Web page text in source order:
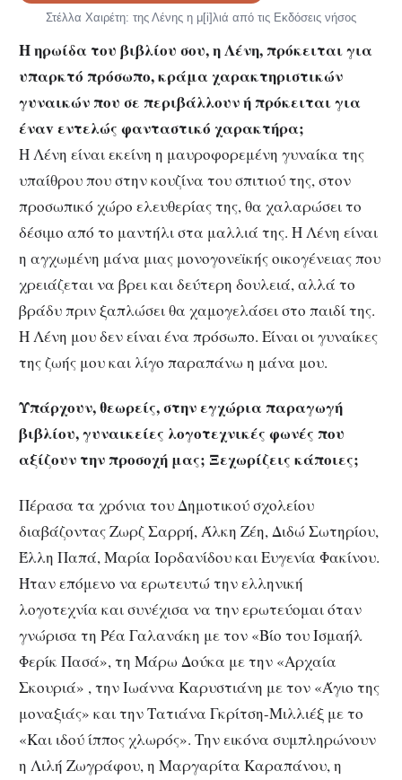
Στέλλα Χαιρέτη: της Λένης η μ[i]λιά από τις Εκδόσεις νήσος
Η ηρωίδα του βιβλίου σου, η Λένη, πρόκειται για
υπαρκτό πρόσωπο, κράμα χαρακτηριστικών
γυναικών που σε περιβάλλουν ή πρόκειται για
έναvεντελώς φανταστικό χαρακτήρα;
Η Λένη είναι εκείνη η μαυροφορεμένη γυναίκα της
υπαίθρου που στην κουζίνα του σπιτιού της, στον
προσωπικό χώρο ελευθερίας της, θα χαλαρώσει το
δέσιμο από το μαντήλι στα μαλλιά της. Η Λένη είναι
η αγχωμένη μάνα μιας μονογονεϊκής οικογένειας που
χρειάζεται να βρει και δεύτερη δουλειά, αλλά το
βράδυ πριν ξαπλώσει θα χαμογελάσει στο παιδί της.
Η Λένη μου δεν είναι ένα πρόσωπο. Είναι οι γυναίκες
της ζωής μου και λίγο παραπάνω η μάνα μου.
Υπάρχουν, θεωρείς, στην εγχώρια παραγωγή
βιβλίου, γυναικείες λογοτεχνικές φωνές που
αξίζουν την προσοχή μας; Ξεχωρίζεις κάποιες;
Πέρασα τα χρόνια του Δημοτικού σχολείου
διαβάζοντας Ζωρζ Σαρρή, Άλκη Ζέη, Διδώ Σωτηρίου,
Έλλη Παπά, Μαρία Ιορδανίδου και Ευγενία Φακίνου.
Ήταν επόμενο να ερωτευτώ την ελληνική
λογοτεχνία και συνέχισα να την ερωτεύομαι όταν
γνώρισα τη Ρέα Γαλανάκη με τον «Βίο του Ισμαήλ
Φερίκ Πασά», τη Μάρω Δούκα με την «Αρχαία
Σκουριά» , την Ιωάννα Καρυστιάνη με τον «Άγιο της
μοναξιάς» και την Τατιάνα Γκρίτση-Μιλλιέξ με το
«Και ιδού ίππος χλωρός». Την εικόνα συμπληρώνουν
η Λιλή Ζωγράφου, η Μαργαρίτα Καραπάνου, η